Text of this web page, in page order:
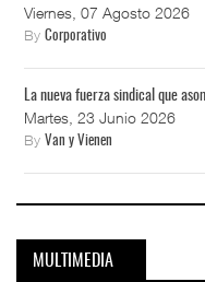
Viernes, 07 Agosto 2026
By Corporativo
La nueva fuerza sindical que
Martes, 23 Junio 2026
By Van y Vienen
MULTIMEDIA